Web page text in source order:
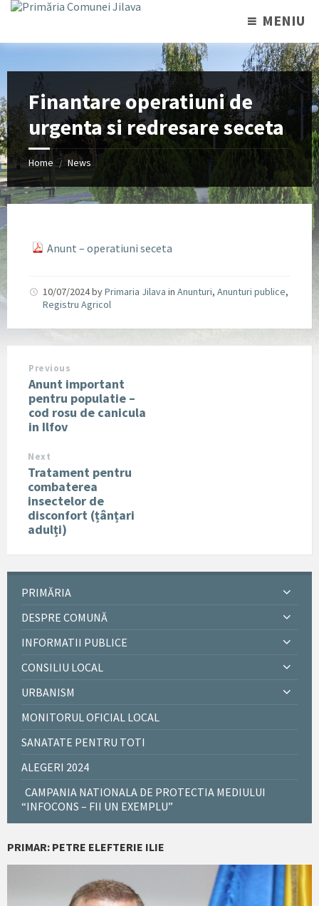
MENIU
Finantare operatiuni de
urgenta si redresare seceta
Home / News
Anunt – operatiuni seceta
10/07/2024byPrimaria Jilava in Anunturi, Anunturi publice,
Registru Agricol
Previous
Anunt important
pentru populatie –
cod rosu de canicula
in Ilfov
Next
Tratament pentru
combaterea
insectelor de
disconfort (țânțari
adulți)
PRIMĂRIA
DESPRE COMUNĂ
INFORMATII PUBLICE
CONSILIU LOCAL
URBANISM
MONITORUL OFICIAL LOCAL
SANATATE PENTRU TOTI
ALEGERI 2024
CAMPANIA NATIONALA DE PROTECTIA MEDIULUI
“INFOCONS – FII UN EXEMPLU”
PRIMAR: PETRE ELEFTERIE ILIE